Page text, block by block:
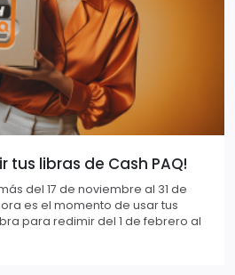
tus libras de Cash PAQ!
del 17 de noviembre al 31 de
es el momento de usar tus
para redimir del 1 de febrero al